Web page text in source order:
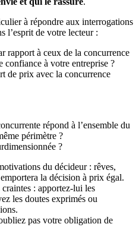
à répondre aux interrogations
l’esprit de votre lecteur :
rapport à ceux de la concurrence
à votre entreprise ?
de prix avec la concurrence
répond à l’ensemble du
périmètre ?
?
du décideur : rêves,
la décision à prix égal.
: apportez-lui les
les doutes exprimés ou
pas votre obligation de